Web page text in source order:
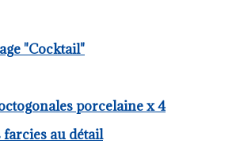
"Cocktail"
porcelaine x 4
farcies au détail